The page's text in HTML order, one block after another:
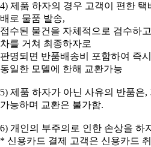
4) 제품 하자의 경우 고객이 편한
배로 물품 발송,
접수된 물건을 자체적으로 검수하
차를 거쳐 최종하자로
판명되면 반품배송비 포함하여 즉
동일한 모델에 한해 교환가능
5) 제품 하자가 아닌 사유의 반품은
가능하며 교환은 불가함.
6) 개인의 부주의로 인한 손상을 하
* 신용카드 결제 고객은 신용카드